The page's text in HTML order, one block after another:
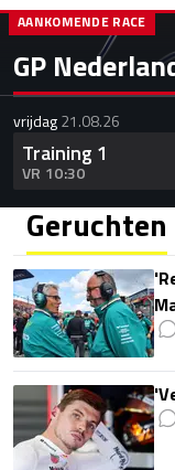
GP
AANKOMENDE RACE
vrijdag21.08.26
Training 1
VR 10:30
Geruchten